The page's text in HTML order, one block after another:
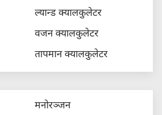
ल्यान्ड क्यालकुलेटर
वजन क्यालकुलेटर
तापमान क्यालकुलेटर
मनोरञ्जन